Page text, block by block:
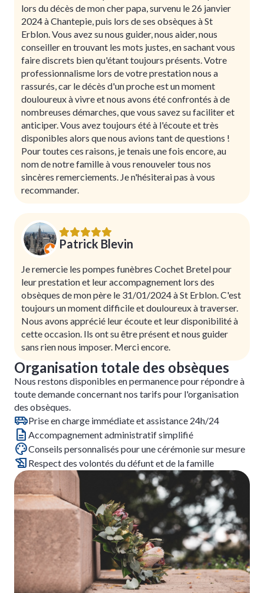
lors du décès de mon cher papa, survenu le 26 janvier
2024 à Chantepie, puis lors de ses obsèques à St
Erblon. Vous avez su nous guider, nous aider, nous
conseiller en trouvant les mots justes, en sachant vous
faire discrets bien qu'étant toujours présents. Votre
professionnalisme lors de votre prestation nous a
rassurés, car le décès d'un proche est un moment
douloureux à vivre et nous avons été confrontés à de
nombreuses démarches, que vous savez su faciliter et
anticiper. Vous avez toujours été à l'écoute et très
disponibles alors que nous avions tant de questions !
Pour toutes ces raisons, je tenais une fois encore, au
nom de notre famille à vous renouveler tous nos
sincères remerciements. Je n'hésiterai pas à vous
recommander.
Patrick Blevin
Je remercie les pompes funèbres Cochet Bretel pour
leur prestation et leur accompagnement lors des
obsèques de mon père le 31/01/2024 à St Erblon. C'est
toujours un moment difficile et douloureux à traverser.
Nous avons apprécié leur écoute et leur disponibilité à
cette occasion. Ils ont su être présent et nous guider
sans rien nous imposer. Merci encore.
Organisation totale des obsèques
Nous restons disponibles en permanence pour répondre à
toute demande concernant nos tarifs pour l'organisation
des obsèques.
Prise en charge immédiate et assistance 24h/24
Accompagnement administratif simplifié
Conseils personnalisés pour une cérémonie sur mesure
Respect des volontés du défunt et de la famille